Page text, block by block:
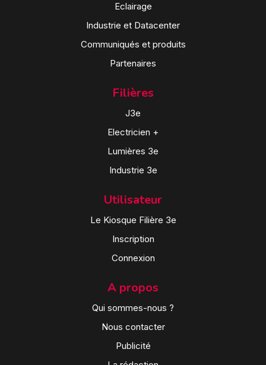
Eclairage
Industrie et Datacenter
Communiqués et produits
Partenaires
Filières
J3e
Electricien +
Lumières 3e
Industrie 3e
Utilisateur
Le Kiosque Filière 3e
Inscription
Connexion
A propos
Qui sommes-nous ?
Nous contacter
Publicité